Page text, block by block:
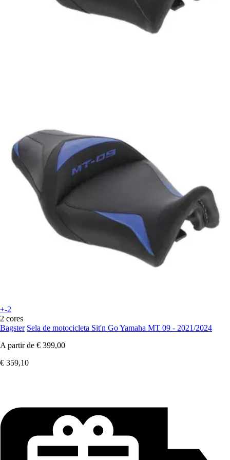
+-2
2 cores
Bagster Sela de motocicleta Sit'n Go Yamaha MT 09 - 2021/2024
A partir de € 399,00
€ 359,10